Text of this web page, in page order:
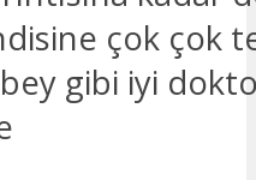
çok çok
gibi iyi